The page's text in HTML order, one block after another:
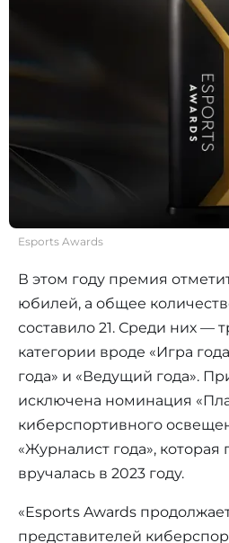
Esports Awards
В этом году премия
юбилей, а общее
составило 21. Среди них —
категории вроде «Игра
года» и «Ведущий года».
исключена номинация
киберспортивного
«Журналист года», которая
вручалась в 2023 году.
«Esports Awards
представителей